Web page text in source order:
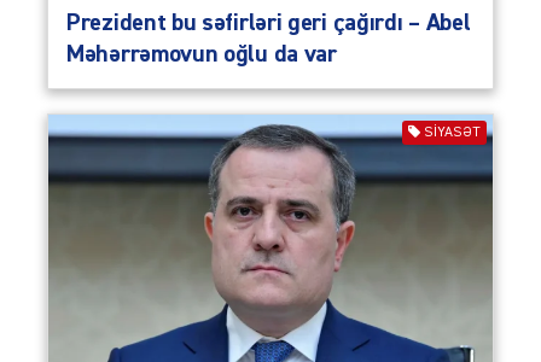
Prezident bu səfirləri geri çağırdı – Abel
Məhərrəmovun oğlu da var
SIYASƏT